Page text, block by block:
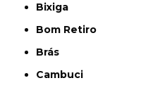
Bixiga
Bom Retiro
Brás
Cambuci